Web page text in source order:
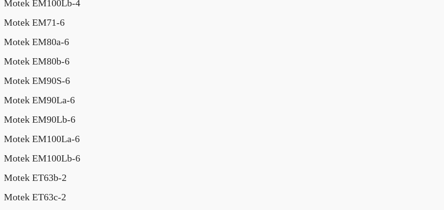
Motek EM100Lb-4
Motek EM71-6
Motek EM80a-6
Motek EM80b-6
Motek EM90S-6
Motek EM90La-6
Motek EM90Lb-6
Motek EM100La-6
Motek EM100Lb-6
Motek ET63b-2
Motek ET63c-2